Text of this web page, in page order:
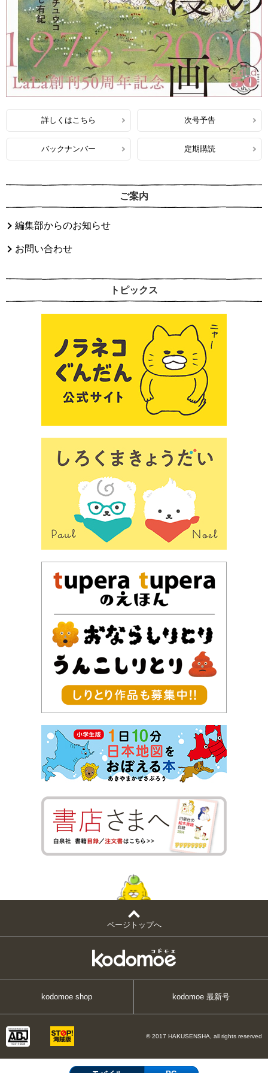
詳しくはこちら 次号予告
バックナンバー 定期購読
ご案内
編集部からのお知らせ
お問い合わせ
トピックス
ページトップへ
kodomoe shop kodomoe 最新号
© 2017 HAKUSENSHA, all rights reserved